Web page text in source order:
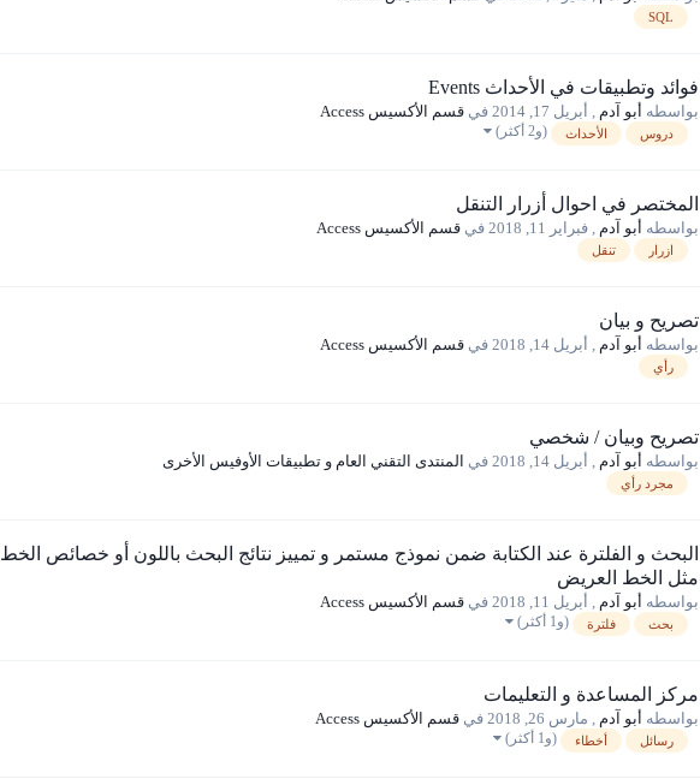
SQL
فوائد وتطبيقات في الأحداث Events
بواسطه أبو آدم أبريل 17, 2014 في قسم الأكسيس Access
دروس الأحداث (و2 أكثر)
المختصر في احوال أزرار التنقل
بواسطه أبو آدم فبراير 11, 2018 في قسم الأكسيس Access
ازرار تنقل
تصريح و بيان
بواسطه أبو آدم أبريل 14, 2018 في قسم الأكسيس Access
رأي
تصريح وبيان / شخصي
بواسطه أبو آدم أبريل 14, 2018 في المنتدى التقني العام و تطبيقات الأوفيس الأخرى
مجرد رأي
البحث و الفلترة عند الكتابة ضمن نموذج مستمر و تمييز نتائج البحث باللون أو خصائص الخط
مثل الخط العريض
بواسطه أبو آدم أبريل 11, 2018 في قسم الأكسيس Access
بحث فلترة (و1 أكثر)
مركز المساعدة و التعليمات
بواسطه أبو آدم مارس 26, 2018 في قسم الأكسيس Access
رسائل أخطاء (و1 أكثر)